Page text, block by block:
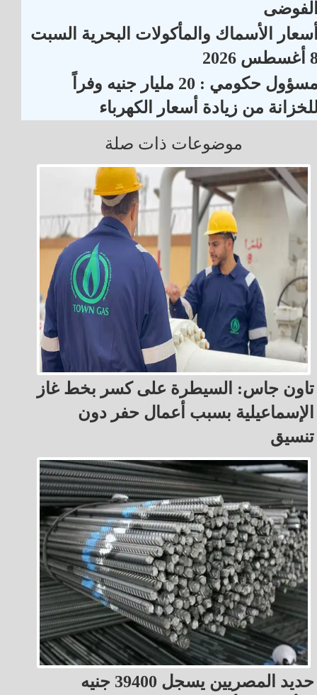
الأسماك والمأكولات البحرية السبت
2026
مسؤول حكومي : 20 مليار جنيه وفراً
من زيادة أسعار الكهرباء
موضوعات ذات صلة
تاون جاس: السيطرة على كسر بخط غاز
الإسماعيلية بسبب أعمال حفر دون
تنسيق
حديد المصريين يسجل 39400 جنيه